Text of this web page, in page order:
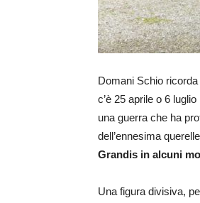
Domani Schio
c’è 25 aprile o 6
una guerra che ha
dell’ennesima
Grandis in alcuni
Una figura divisiva,